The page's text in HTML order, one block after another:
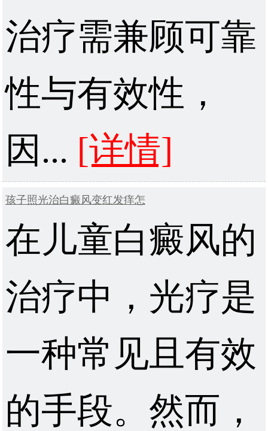
治疗需兼顾可靠
性与有效性，
因... [详情]
孩子照光治白癜风变红发痒怎
在儿童白癜风的
治疗中，光疗是
一种常见且有效
的手段。然而，